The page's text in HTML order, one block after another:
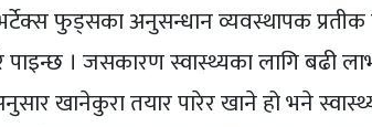
फुड्सका अनुसन्धान व्यवस्थापक
पाइन्छ । जसकारण स्वास्थ्यका लागि बढी
खानेकुरा तयार पारेर खाने हो भने